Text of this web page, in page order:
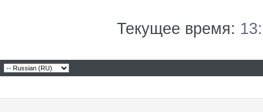
Текущее время: